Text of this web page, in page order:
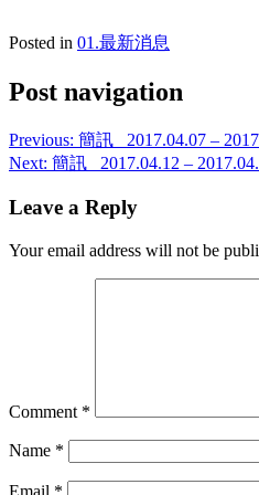
Posted in 01.最新消息
Post navigation
Previous: 簡訊_ 2017.04.07 –
Next: 簡訊_ 2017.04.12 –
Leave a Reply
Your email address will not be
Comment *
Name *
Email *